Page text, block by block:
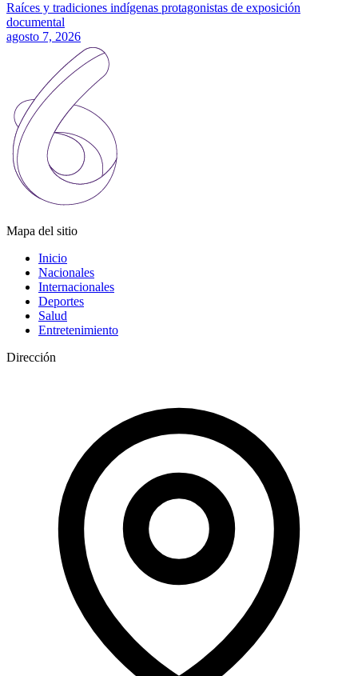
Raíces y tradiciones indígenas protagonistas de exposición
documental
agosto 7, 2026
Mapa del sitio
Inicio
Nacionales
Internacionales
Deportes
Salud
Entretenimiento
Dirección